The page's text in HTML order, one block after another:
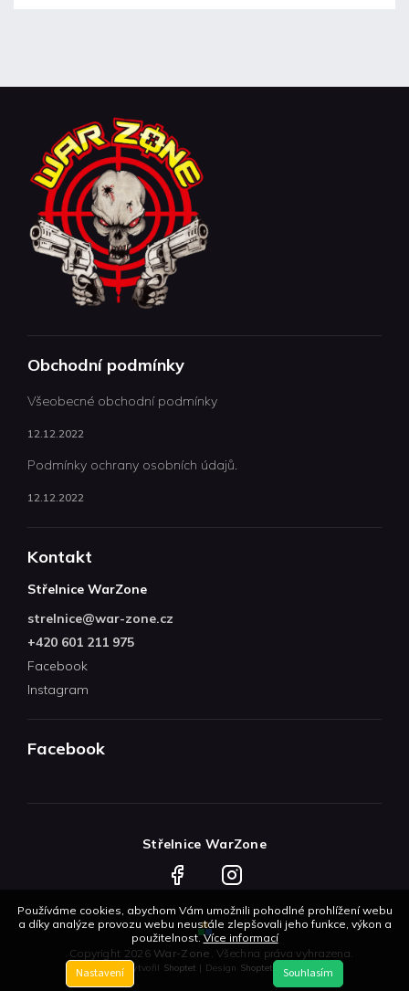
Používáme cookies, abychom Vám umožnili pohodlné prohlížení webu
a díky analýze provozu webu neustále zlepšovali jeho funkce, výkon a
použitelnost.Více informací
Nastavení Souhlasím
Obchodní podmínky
Všeobecné obchodní podmínky
12.12.2022
Podmínky ochrany osobních údajů.
12.12.2022
Kontakt
Střelnice WarZone
strelnice@war-zone.cz
+420 601 211 975
Facebook
Instagram
Facebook
Copyright 2026 War-Zone . Všechna práva vyhrazena.
Vytvořil Shoptet | Design Shoptetak.cz
Střelnice WarZone
FacebookInstagram